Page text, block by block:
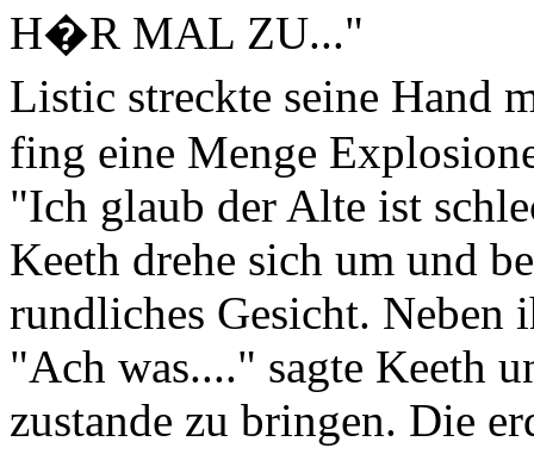
H�R MAL ZU..."
Listic streckte seine
fing eine Menge
"Ich glaub der Alte ist
Keeth drehe sich um und
rundliches Gesicht. Neben
"Ach was...." sagte Keeth
zustande zu bringen. Die